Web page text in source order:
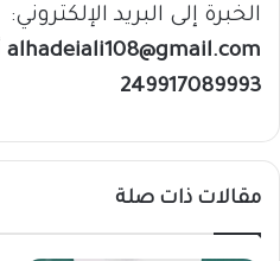
الخبرة إلى البريد الإلكتروني:
alhadeiali108@gmail.com
249917089993
مقالات ذات صلة